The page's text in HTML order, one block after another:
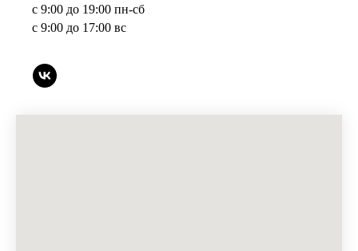
с 9:00 до 19:00 пн-сб
с 9:00 до 17:00 вс